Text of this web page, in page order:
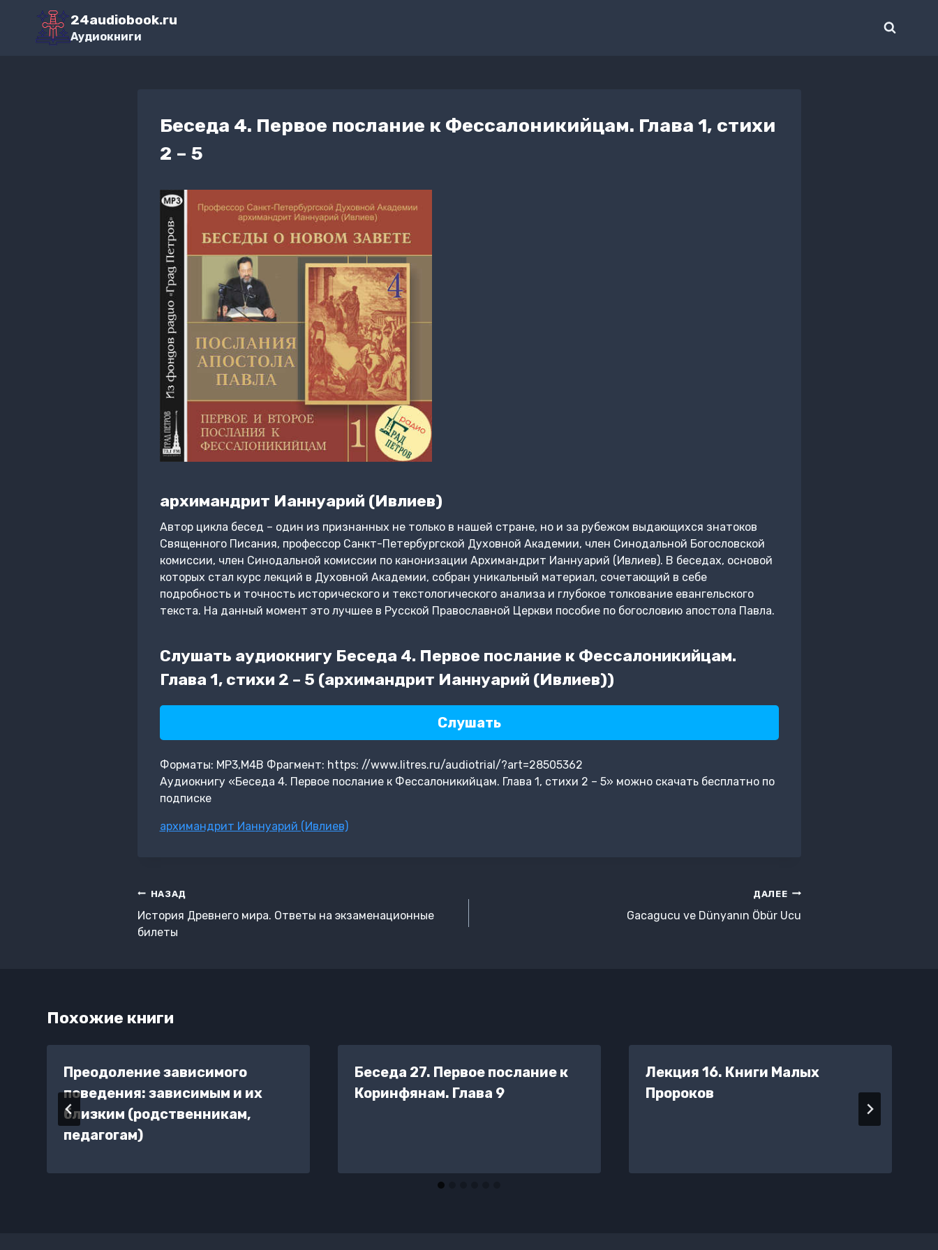
Перейти
содержимому
24audiobook.ru
Аудиокниги
Беседа 4. Первое послание к Фессалоникийцам. Глава 1, стихи
2 – 5
архимандрит Ианнуарий (Ивлиев)
Автор цикла бесед – один из признанных не только в нашей стране, но и за рубежом выдающихся знатоков
Священного Писания, профессор Санкт-Петербургской Духовной Академии, член Синодальной Богословской
комиссии, член Синодальной комиссии по канонизации Архимандрит Ианнуарий (Ивлиев). В беседах, основой
которых стал курс лекций в Духовной Академии, собран уникальный материал, сочетающий в себе
подробность и точность исторического и текстологического анализа и глубокое толкование евангельского
текста. На данный момент это лучшее в Русской Православной Церкви пособие по богословию апостола Павла.
Слушать аудиокнигу Беседа 4. Первое послание к Фессалоникийцам.
Глава 1, стихи 2 – 5 (архимандрит Ианнуарий (Ивлиев))
Слушать
Форматы: MP3,M4B Фрагмент: https: //www.litres.ru/audiotrial/?art=28505362
Аудиокнигу «Беседа 4. Первое послание к Фессалоникийцам. Глава 1, стихи 2 – 5» можно скачать бесплатно по
подписке
Метки
архимандрит Ианнуарий (Ивлиев)
Навигация
по
записям
НАЗАД
История Древнего мира. Ответы на экзаменационные
билеты
ДАЛЕЕ
Gacagucu ve Dünyanın Öbür Ucu
Похожие книги
Преодоление зависимого
поведения: зависимым и их
близким (родственникам,
педагогам)
Беседа 27. Первое послание к
Коринфянам. Глава 9
Лекция 16. Книги Малых
Пророков